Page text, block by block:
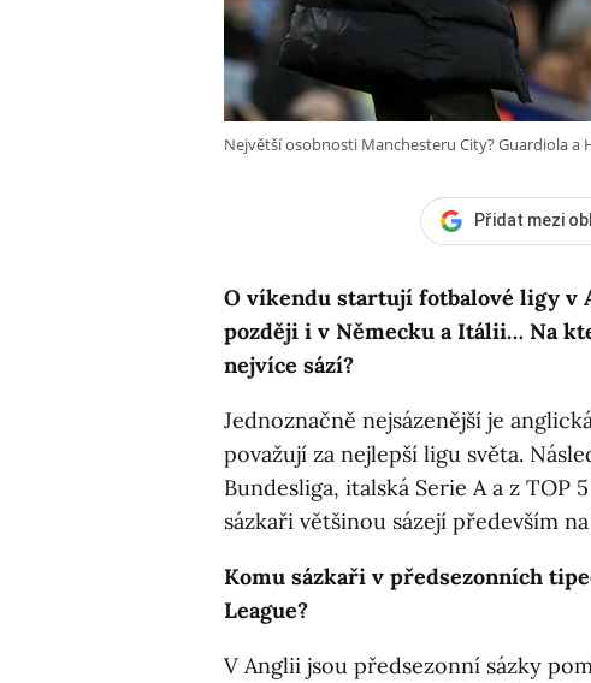
Největší osobnosti Manchesteru City? Guardiola a
Přidat mezi
O víkendu startují fotbalové ligy v
později i v Německu a Itálii… Na
nejvíce sází?
Jednoznačně nejsázenější je
považují za nejlepší ligu světa.
Bundesliga, italská Serie A a z TOP
sázkaři většinou sázejí především na
Komu sázkaři v předsezonních
League?
V Anglii jsou předsezonní sázky